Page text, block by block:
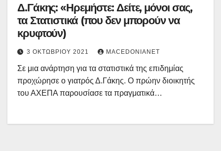
Δ.Γάκης: «Ηρεμήστε: Δείτε, μόνοι σας,
τα Στατιστικά (που δεν μπορούν να
κρυφτούν)
3 ΟΚΤΩΒΡΊΟΥ 2021 MACEDONIANET
Σε μια ανάρτηση για τα στατιστικά της επιδημίας
προχώρησε ο γιατρός Δ.Γάκης. Ο πρώην διοικητής
του ΑΧΕΠΑ παρουσίασε τα πραγματικά…